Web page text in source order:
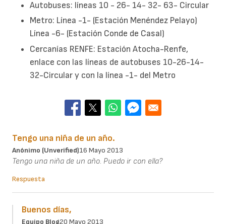
Autobuses: líneas 10 - 26- 14- 32- 63- Circular
Metro: Línea -1- (Estación Menéndez Pelayo)
Línea -6- (Estación Conde de Casal)
Cercanías RENFE: Estación Atocha-Renfe,
enlace con las líneas de autobuses 10-26-14-
32-Circular y con la línea -1- del Metro
Tengo una niña de un año.
Anónimo (unverified)16 Mayo 2013
Tengo una niña de un año. Puedo ir con ella?
Respuesta
Buenos días,
Equipo Blog20 Mayo 2013